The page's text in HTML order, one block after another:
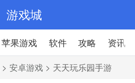
游戏城
苹果游戏 软件 攻略 资讯
>安卓游戏 > 天天玩乐园手游